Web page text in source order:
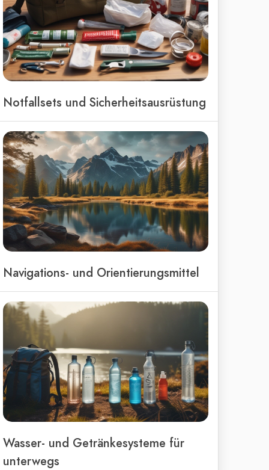
Notfallsets und Sicherheitsausrüstung
Navigations- und Orientierungsmittel
Wasser- und Getränkesysteme für
unterwegs